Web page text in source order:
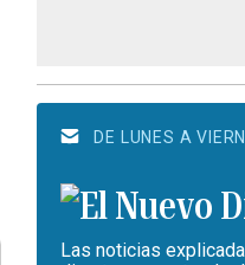
DE LUNES A
Las noticias